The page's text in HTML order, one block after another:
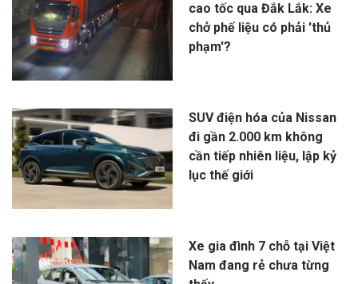
cao tốc qua Đắk Lắk: Xe
chở phế liệu có phải 'thủ
phạm'?
SUV điện hóa của Nissan
đi gần 2.000 km không
cần tiếp nhiên liệu, lập kỷ
lục thế giới
Xe gia đình 7 chỗ tại Việt
Nam đang rẻ chưa từng